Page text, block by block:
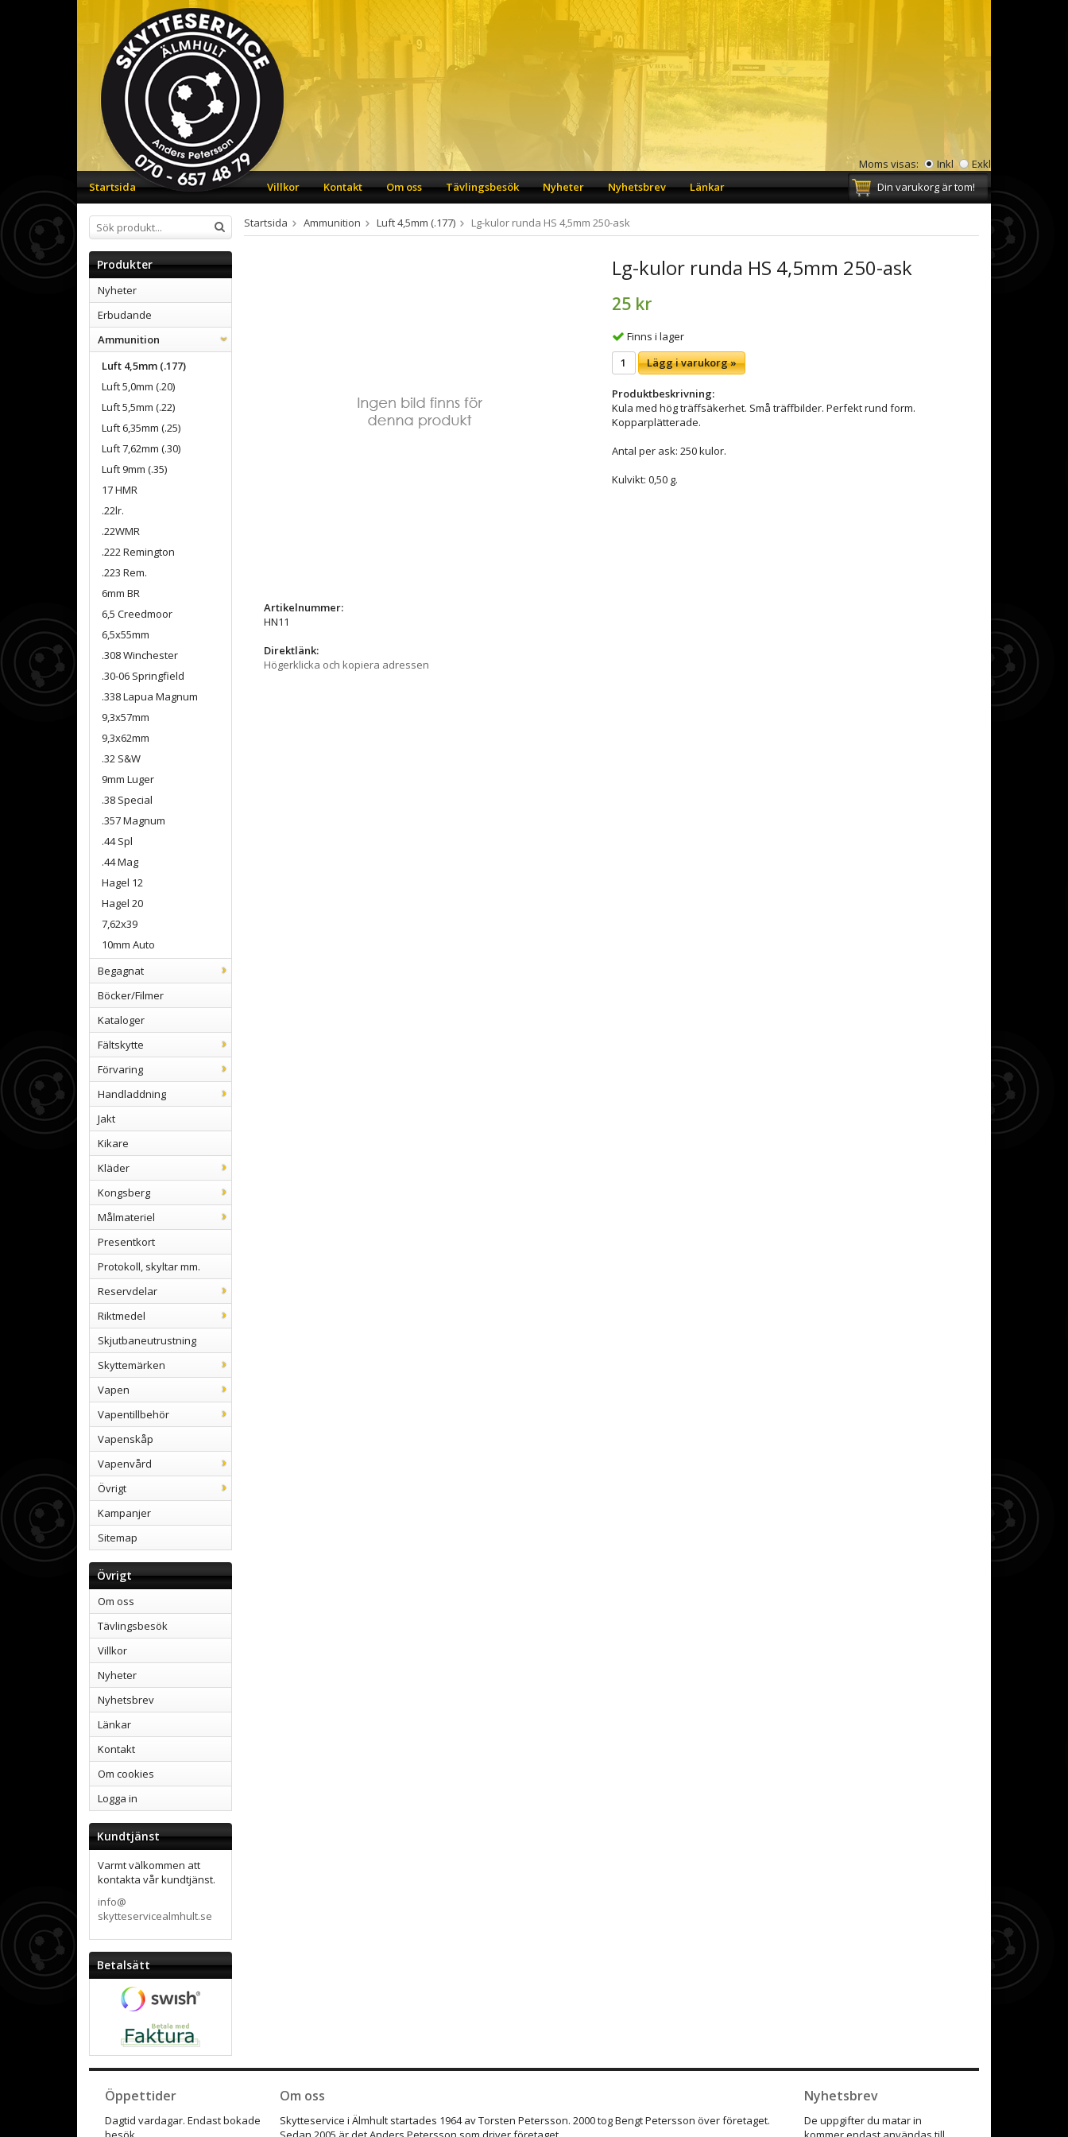
Moms visas: Inkl
Exkl
Startsida
Villkor Kontakt Om oss Tävlingsbesök Nyheter Nyhetsbrev Länkar Din varukorg är tom!
Produkter
Nyheter
Erbudande
Ammunition
Luft 4,5mm (.177)
Luft 5,0mm (.20)
Luft 5,5mm (.22)
Luft 6,35mm (.25)
Luft 7,62mm (.30)
Luft 9mm (.35)
17 HMR
.22lr.
.22WMR
.222 Remington
.223 Rem.
6mm BR
6,5 Creedmoor
6,5x55mm
.308 Winchester
.30-06 Springfield
.338 Lapua Magnum
9,3x57mm
9,3x62mm
.32 S&W
9mm Luger
.38 Special
.357 Magnum
.44 Spl
.44 Mag
Hagel 12
Hagel 20
7,62x39
10mm Auto
Begagnat
Böcker/Filmer
Kataloger
Fältskytte
Förvaring
Handladdning
Jakt
Kikare
Kläder
Kongsberg
Målmateriel
Presentkort
Protokoll, skyltar mm.
Reservdelar
Riktmedel
Skjutbaneutrustning
Skyttemärken
Vapen
Vapentillbehör
Vapenskåp
Vapenvård
Övrigt
Kampanjer
Sitemap
Övrigt
Om oss
Tävlingsbesök
Villkor
Nyheter
Nyhetsbrev
Länkar
Kontakt
Om cookies
Logga in
Kundtjänst
Varmt välkommen att
kontakta vår kundtjänst.
info@
skytteservicealmhult.se
Betalsätt
Startsida Ammunition Luft 4,5mm (.177) Lg-kulor runda HS 4,5mm 250-ask
Lg-kulor runda HS 4,5mm 250-ask
25 kr
Finns i lager
Lägg i varukorg »
Produktbeskrivning:
Kula med hög träffsäkerhet. Små träffbilder. Perfekt rund form.
Kopparplätterade.
Antal per ask: 250 kulor.
Kulvikt: 0,50 g.
Artikelnummer:
HN11
Direktlänk:
Högerklicka och kopiera adressen
Öppettider
Dagtid vardagar. Endast bokade
Nyhetsbrev
De uppgifter du matar in
Om oss
Skytteservice i Älmhult startades 1964 av Torsten Petersson. 2000 tog Bengt Petersson över företaget.